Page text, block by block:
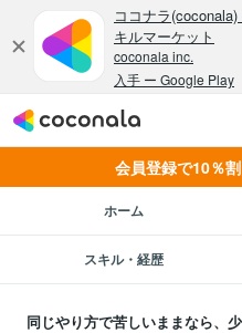
会員登録で10％
ホーム
スキル・経歴
同じやり方で苦しいままなら、